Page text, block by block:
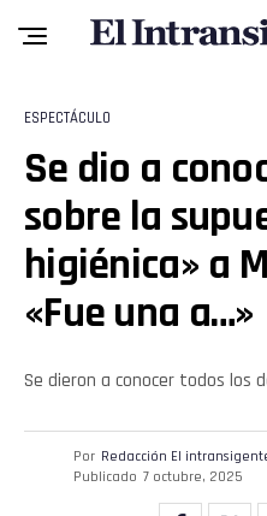
ESPECTÁCULO
Se dio a
sobre la
higiénica» a
«Fue una a…»
Se dieron a conocer todos los
Por Redacción El
Publicado 7 octubre, 2025